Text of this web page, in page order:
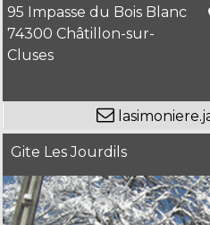
95 Impasse du Bois Blanc
74300 Châtillon-sur-
Cluses
Gite Les Jourdils